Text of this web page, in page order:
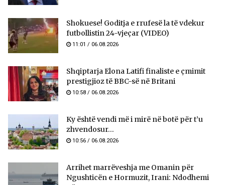
Shokuese! Goditja e rrufesë la të vdekur
futbollistin 24-vjeçar (VIDEO)
11:01 / 06.08.2026
Shqiptarja Elona Latifi finaliste e çmimit
prestigjioz të BBC-së në Britani
10:58 / 06.08.2026
Ky është vendi më i mirë në botë për t’u
zhvendosur...
10:56 / 06.08.2026
Arrihet marrëveshja me Omanin për
Ngushticën e Hormuzit, Irani: Ndodhemi